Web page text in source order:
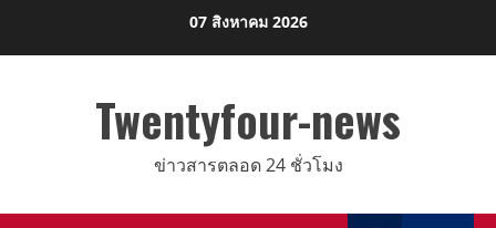
07 สิงหาคม 2026
Twentyfour-news
ข่าวสารตลอด 24 ชั่วโมง